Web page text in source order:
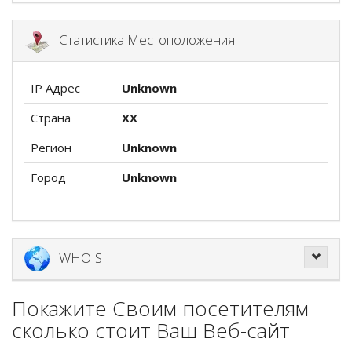
Статистика Местоположения
IP Адрес
Unknown
Страна
XX
Регион
Unknown
Город
Unknown
WHOIS
Покажите Своим посетителям
сколько стоит Ваш Веб-сайт